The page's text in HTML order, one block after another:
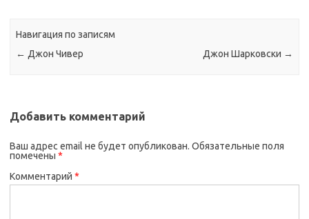
Навигация по записям
← Джон Чивер Джон Шарковски →
Добавить комментарий
Ваш адрес email не будет опубликован. Обязательные поля
помечены *
Комментарий *